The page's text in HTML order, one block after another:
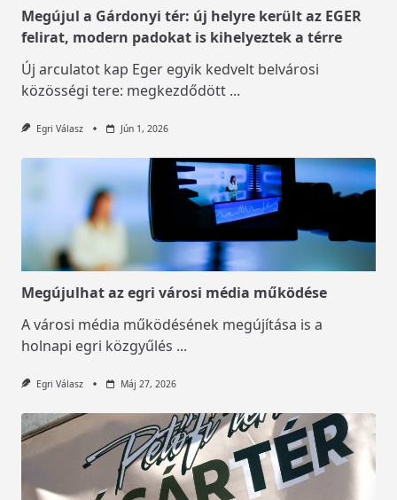
Megújul a Gárdonyi tér: új helyre került az EGER
felirat, modern padokat is kihelyeztek a térre
Új arculatot kap Eger egyik kedvelt belvárosi
közösségi tere: megkezdődött ...
Egri Válasz Jún 1, 2026
Megújulhat az egri városi média működése
A városi média működésének megújítása is a
holnapi egri közgyűlés ...
Egri Válasz Máj 27, 2026